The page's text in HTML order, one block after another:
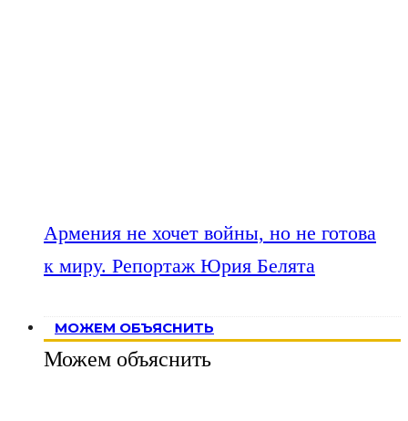
Армения не хочет войны, но не готова
к миру. Репортаж Юрия Белята
МОЖЕМ ОБЪЯСНИТЬ
Можем объяснить